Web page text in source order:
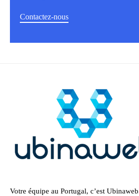
Contactez-nous
Votre équipe au Portugal, c’est